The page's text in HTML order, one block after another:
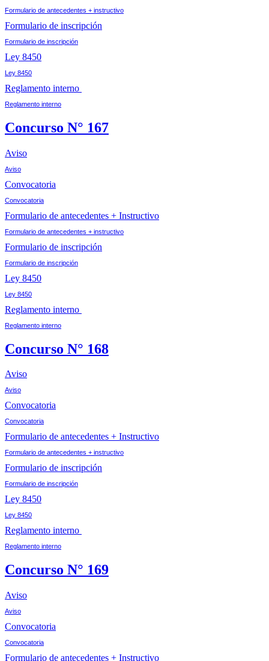
Formulario de antecedentes + instructivo
Formulario de inscripción
Formulario de inscripción
Ley 8450
Ley 8450
Reglamento interno
Reglamento interno
Concurso N° 167
Aviso
Aviso
Convocatoria
Convocatoria
Formulario de antecedentes + Instructivo
Formulario de antecedentes + instructivo
Formulario de inscripción
Formulario de inscripción
Ley 8450
Ley 8450
Reglamento interno
Reglamento interno
Concurso N° 168
Aviso
Aviso
Convocatoria
Convocatoria
Formulario de antecedentes + Instructivo
Formulario de antecedentes + instructivo
Formulario de inscripción
Formulario de inscripción
Ley 8450
Ley 8450
Reglamento interno
Reglamento interno
Concurso N° 169
Aviso
Aviso
Convocatoria
Convocatoria
Formulario de antecedentes + Instructivo